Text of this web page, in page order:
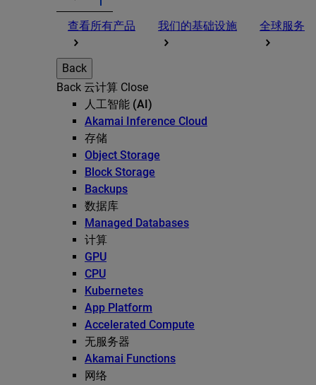
查看所有产品 我们的基础设施 全球服务
Back
Back 云计算 Close
人工智能 (AI)
Akamai Inference Cloud
存储
Object Storage
Block Storage
Backups
数据库
Managed Databases
计算
GPU
CPU
Kubernetes
App Platform
Accelerated Compute
无服务器
Akamai Functions
网络